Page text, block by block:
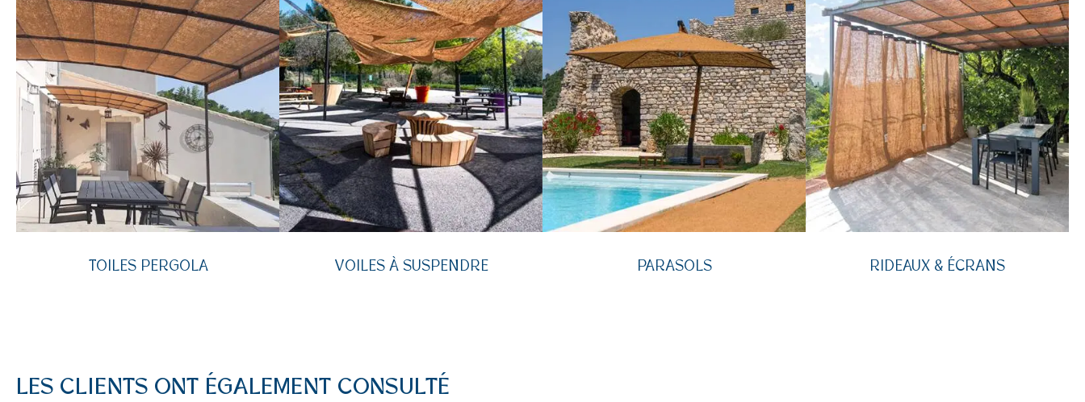
TOILES PERGOLA VOILES À SUSPENDRE PARASOLS RIDEAUX & ÉCRANS
LES CLIENTS ONT ÉGALEMENT CONSULTÉ